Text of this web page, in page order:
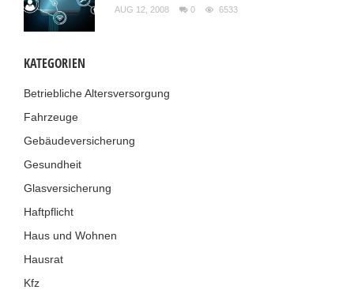
AUG 12, 2008 0 6533
KATEGORIEN
Betriebliche Altersversorgung
Fahrzeuge
Gebäudeversicherung
Gesundheit
Glasversicherung
Haftpflicht
Haus und Wohnen
Hausrat
Kfz